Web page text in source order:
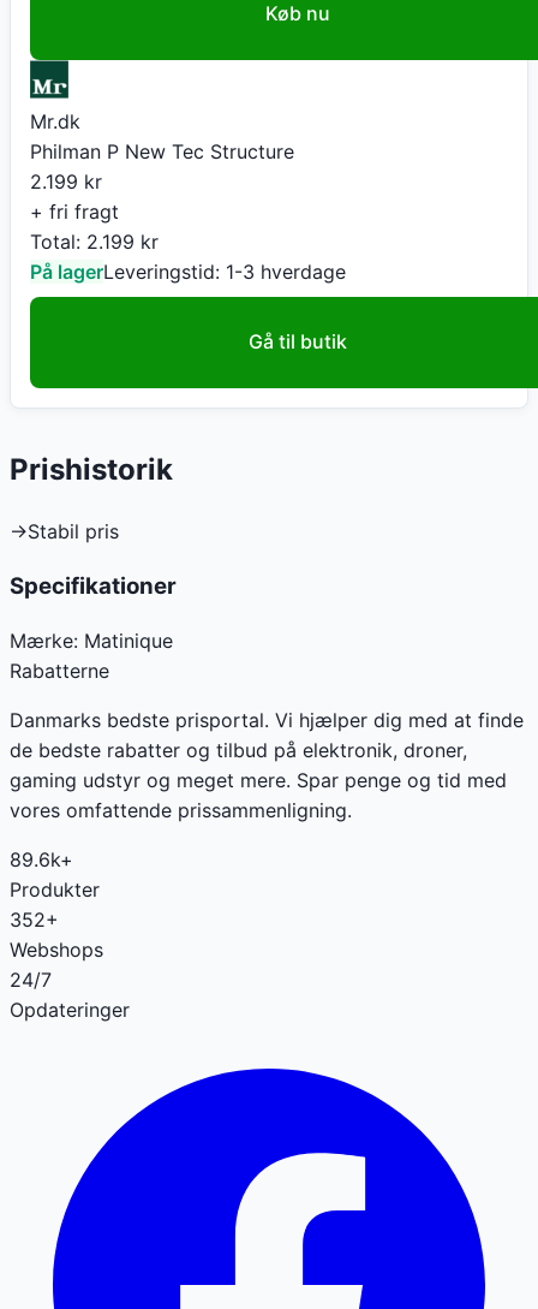
Køb nu
Mr.dk
Philman P New Tec Structure
2.199 kr
+ fri fragt
Total: 2.199 kr
På lagerLeveringstid: 1-3 hverdage
Gå til butik
Prishistorik
→Stabil pris
Specifikationer
Mærke: Matinique
Rabatterne
Danmarks bedste prisportal. Vi hjælper dig med at finde
de bedste rabatter og tilbud på elektronik, droner,
gaming udstyr og meget mere. Spar penge og tid med
vores omfattende prissammenligning.
89.6k+
Produkter
352+
Webshops
24/7
Opdateringer